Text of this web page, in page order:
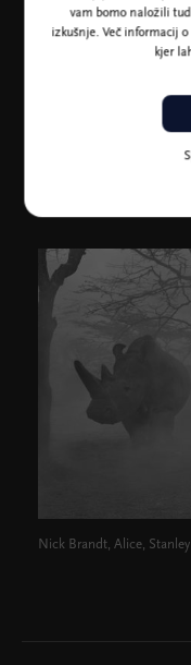
vodenje)
The Day
The Day
15-odstotni popust ob
Nick Brandt, Alice,
vam bomo naložili
izkušnje. Več informacij
kjer